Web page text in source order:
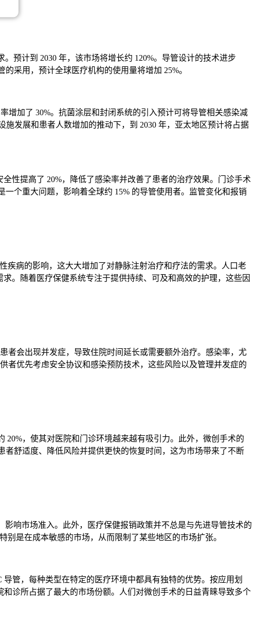
预计到 2030 年，该市场将增长约 120%。导管设计的技术进步
采用，预计全球医疗机构的使用量将增加 25%。
增加了 30%。抗菌涂层和封闭系统的引入预计可将导管相关感染减
发展和患者人数增加的推动下，到 2030 年，亚太地区预计将占据
性提高了 20%，降低了感染率并改善了患者的治疗效果。门诊手术
个重大问题，影响着全球约 15% 的导管使用者。监管变化和报销
疾病的影响，这大大增加了对静脉注射治疗和疗法的需求。人口老
。随着医疗保健系统专注于提供持续、可及和高效的护理，这些因
者会出现并发症，导致住院时间延长或需要额外治疗。感染率，尤
者优先考虑安全协议和感染预防技术，这些风险以及管理并发症的
，使其对医院和门诊环境越来越有吸引力。此外，微创手术的
舒适度、降低风险并提供更快的恢复时间，这为市场带来了不断
响市场准入。此外，医疗保健报销政策并不总是与先进导管技术的
是在成本敏感的市场，从而限制了某些地区的市场扩张。
管，每种类型在特定的医疗环境中都具有独特的优势。按应用划
诊所占据了最大的市场份额。人们对微创手术的日益青睐导致多个